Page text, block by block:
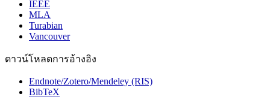
IEEE
MLA
Turabian
Vancouver
ดาวน์โหลดการอ้างอิง
Endnote/Zotero/Mendeley (RIS)
BibTeX